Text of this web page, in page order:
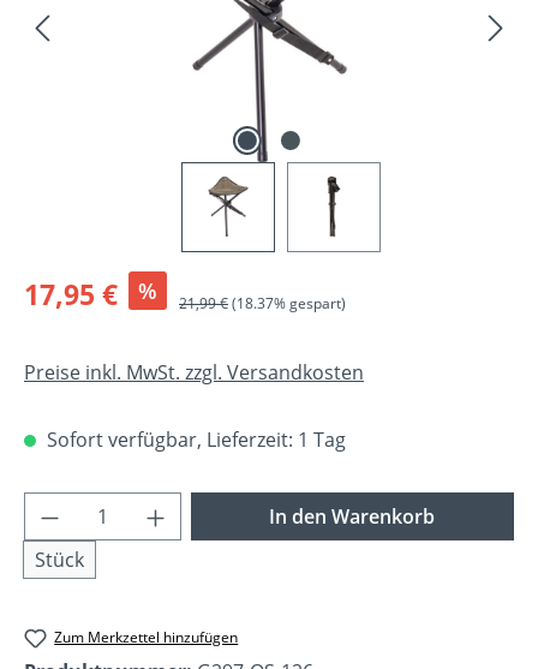
Verkaufspreis:
17,95 € % Regulärer Preis:
21,99 €(18.37% gespart)
Preise inkl. MwSt. zzgl. Versandkosten
Sofort verfügbar, Lieferzeit: 1 Tag
Produkt Anzahl: Gib den gewünschten
Stück
In den Warenkorb
Zum Merkzettel hinzufügen